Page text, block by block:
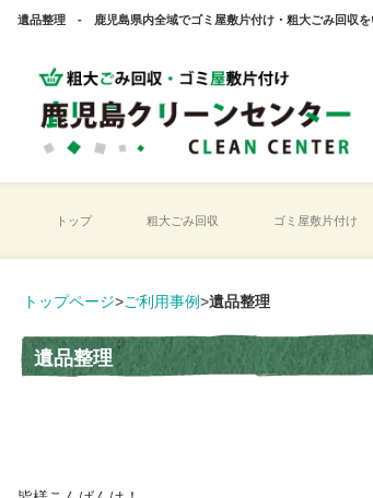
遺品整理 - 鹿児島県内全域でゴミ屋敷片付け・粗大ごみ回収を
トップ 粗大ごみ回収 ゴミ屋敷片付け
トップページ>ご利用事例>遺品整理
遺品整理